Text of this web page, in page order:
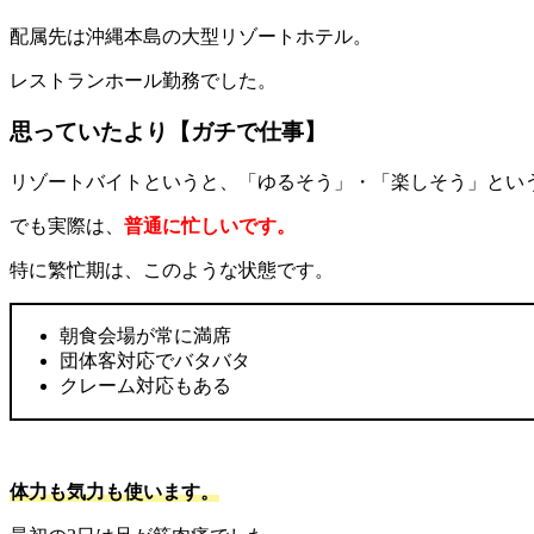
配属先は沖縄本島の大型リゾートホテル。
レストランホール勤務でした。
思っていたより【ガチで仕事】
リゾートバイトというと、「ゆるそう」・「楽しそう」とい
でも実際は、 普通に忙しいです。
特に繁忙期は、このような状態です。
朝食会場が常に満席
団体客対応でバタバタ
クレーム対応もある
体力も気力も使います。